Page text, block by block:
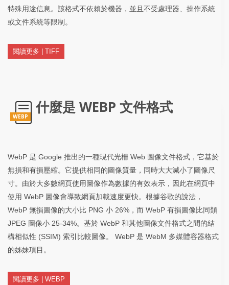
特殊用途信息。該格式不依賴於機器，並且不受處理器、操作系統
或文件系統等限制。
閱讀更多 | TIFF
WEBP
什麼是 WEBP 文件格式
WebP 是 Google 推出的一種現代光柵 Web 圖像文件格式，它基於
無損和有損壓縮。它提供相同的圖像質量，同時大大減小了圖像尺
寸。由於大多數網頁使用圖像作為數據的有效表示，因此在網頁中
使用 WebP 圖像會導致網頁加載速度更快。根據谷歌的說法，
WebP 無損圖像的大小比 PNG 小 26%，而 WebP 有損圖像比同類
JPEG 圖像小 25-34%。基於 WebP 和其他圖像文件格式之間的結
構相似性 (SSIM) 索引比較圖像。 WebP 是 WebM 多媒體容器格式
的姊妹項目。
閱讀更多 | WEBP